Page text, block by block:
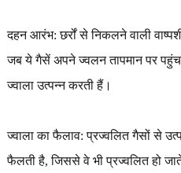
दहन आरंभ: छर्रों से निकलने वाली
जब ये गैसें अपने ज्वलन तापमान पर
ज्वाला उत्पन्न करती हैं।
ज्वाला का फैलाव: प्रज्वलित गैसों से
फैलती है, जिससे वे भी प्रज्वलित हो